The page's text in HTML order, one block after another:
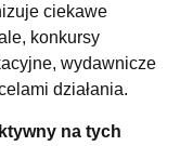
ciekawe
konkursy
wydawnicze
działania.
na tych